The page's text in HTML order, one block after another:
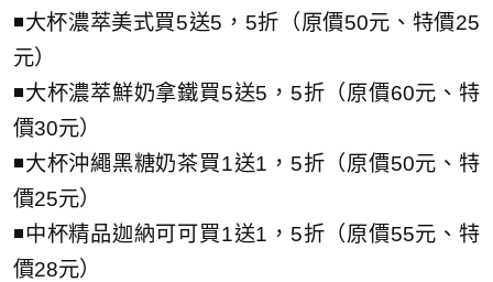
◾大杯濃萃美式買5送5，5折（原價50元、特價25
元）
◾大杯濃萃鮮奶拿鐵買5送5，5折（原價60元、特
價30元）
◾大杯沖繩黑糖奶茶買1送1，5折（原價50元、特
價25元）
◾中杯精品迦納可可買1送1，5折（原價55元、特
價28元）